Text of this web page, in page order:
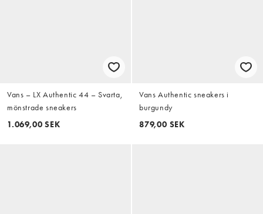
Vans – LX Authentic 44 – Svarta,
mönstrade sneakers
1.069,00 SEK
Vans Authentic sneakers i
burgundy
879,00 SEK